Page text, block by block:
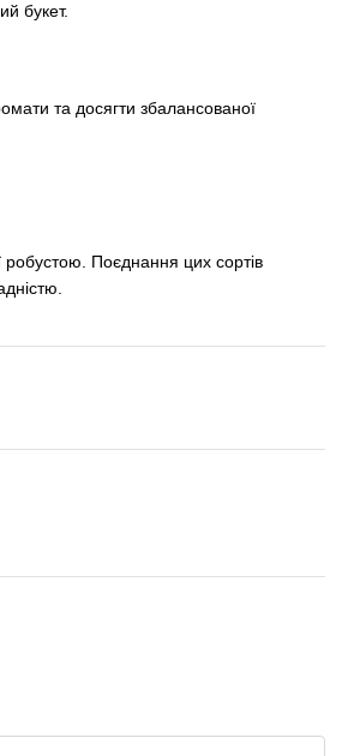
букет.
та досягти збалансованої
робустою. Поєднання цих сортів